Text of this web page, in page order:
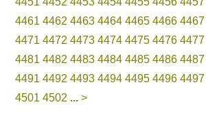
4461 4462 4463 4464 4465 4466 4467
4471 4472 4473 4474 4475 4476 4477
4481 4482 4483 4484 4485 4486 4487
4491 4492 4493 4494 4495 4496 4497
4501 4502 ... >